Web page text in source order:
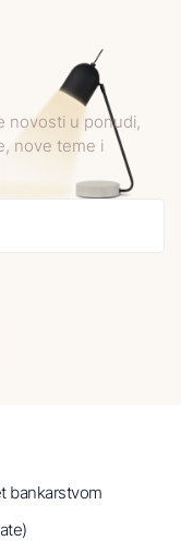
novosti u ponudi,
nove teme i
bankarstvom